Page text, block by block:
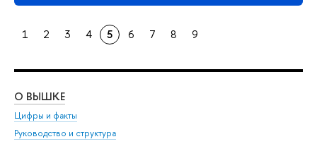
1 2 3 4 5 6 7 8 9
О ВЫШКЕ
Цифры и факты
Руководство и структура